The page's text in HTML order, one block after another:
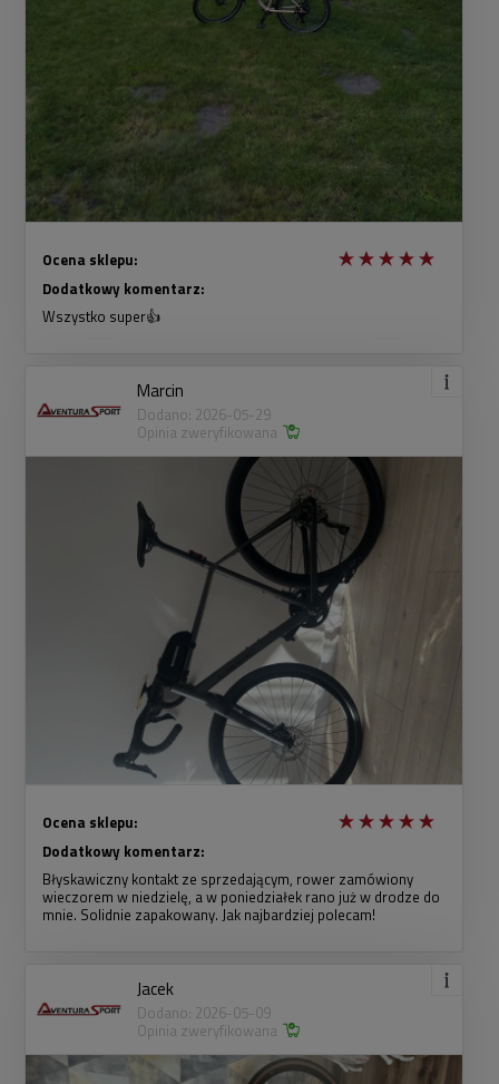
Ocena sklepu:
Dodatkowy komentarz:
Wszystko super👍
Marcin
Dodano: 2026-05-29
Opinia zweryfikowana
Ocena sklepu:
Dodatkowy komentarz:
Błyskawiczny kontakt ze sprzedającym, rower zamówiony
wieczorem w niedzielę, a w poniedziałek rano już w drodze do
mnie. Solidnie zapakowany. Jak najbardziej polecam!
Jacek
Dodano: 2026-05-09
Opinia zweryfikowana